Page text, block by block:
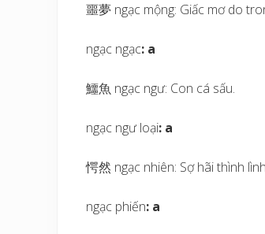
噩夢 ngạc mộng: Giấc mơ do
ngạc ngạc: a
鱷魚 ngạc ngư: Con cá sấu.
ngạc ngư loại: a
愕然 ngạc nhiên: Sợ hãi thình
ngạc phiến: a